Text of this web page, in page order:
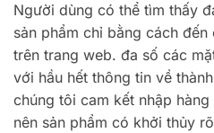
Người dùng có thể tìm thấy
sản phẩm chỉ bằng cách
trên trang web. đa số các
với hầu hết thông tin về
chúng tôi cam kết nhập
nên sản phẩm có khởi thủy